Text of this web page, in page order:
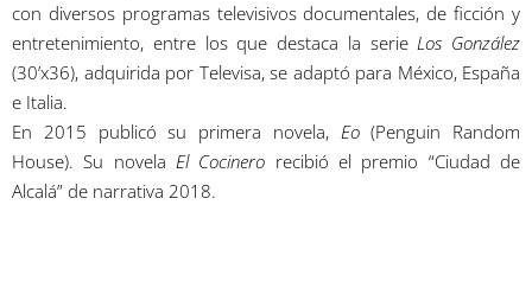
con diversos programas televisivos documentales, de ficción y
entretenimiento, entre los que destaca la serieLos González
(30’x36), adquirida por Televisa, se adaptó para México, España
e Italia.
En 2015 publicó su primera novela, Eo(Penguin Random
House). Su novela El Cocinero recibió el premio “Ciudad de
Alcalá” de narrativa 2018.